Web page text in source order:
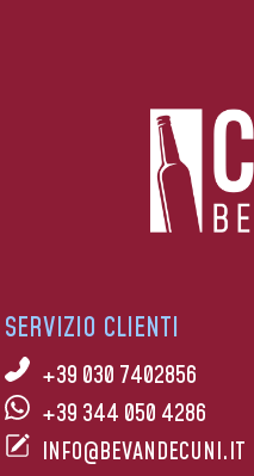
SERVIZIO CLIENTI
+39 030 7402856
+39 344 050 4286
INFO@BEVANDECUNI.IT